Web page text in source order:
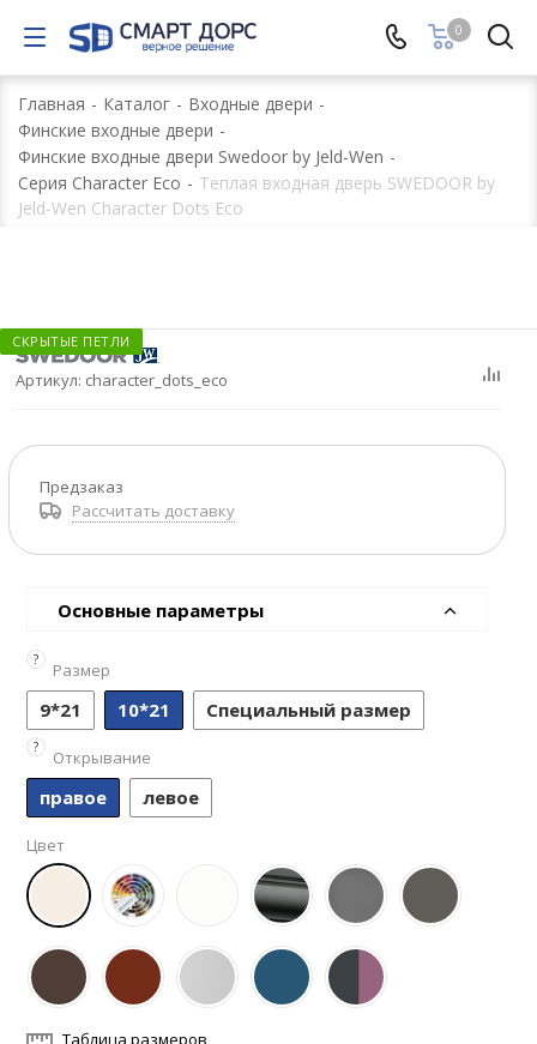
0
Главная - Каталог - Входные двери -
Финские входные двери -
Финские входные двери Swedoor by Jeld-Wen -
Серия Сharacter Eco - Теплая входная дверь SWEDOOR by
Jeld-Wen Character Dots Eco
СКРЫТЫЕ ПЕТЛИ
Артикул: character_dots_eco
Предзаказ
Рассчитать доставку
Основные параметры
?
Размер
9*21 10*21 Специальный размер
?
Открывание
правое левое
Цвет
Таблица размеров